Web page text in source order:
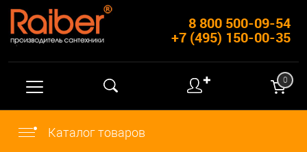
8 800 500-09-54
+7 (495) 150-00-35
✚ 0
Каталог товаров